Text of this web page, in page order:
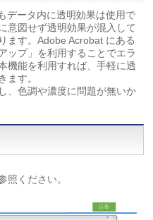
データ内に透明効果は使用で
意図せず透明効果が混入して
ます。Adobe Acrobat にある
ップ」を利用することでエラ
機能を利用すれば、手軽に透
ます。
、色調や濃度に問題が無いか
照ください。